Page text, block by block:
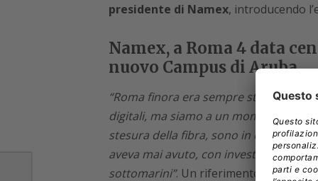
presidente di Namex, introducendo
Namex, a Roma 4 data
nuovo Campus di Aruba
“Roma finora era sempre stata una
digitali, ma siamo a un momento di
stesura della fibra, sono in corso ben
aveva mai avuto, con investimenti da
sottomarini”. Un riferimento